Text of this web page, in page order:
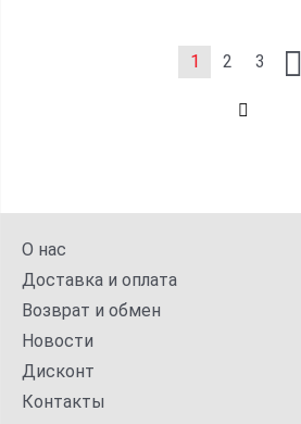
1 2 3
О нас
Доставка и оплата
Возврат и обмен
Новости
Дисконт
Контакты